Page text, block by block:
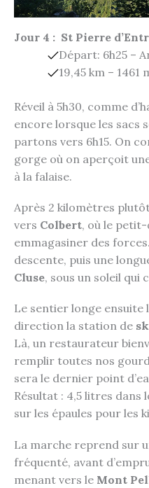
Jour 4 : St Pierre
Départ: 6h25 –
19,45 km – 1461
Réveil à 5h30, comme
encore lorsque les sacs
partons vers 6h15. On
gorge où on aperçoit
à la falaise.
Après 2 kilomètres
vers Colbert, où le petit-
emmagasiner des
descente, puis une
Cluse, sous un soleil qui
Le sentier longe ensuite
direction la station de
Là, un restaurateur
remplir toutes nos
sera le dernier point
Résultat : 4,5 litres dans
sur les épaules pour les
La marche reprend sur
fréquenté, avant
menant vers le Mont